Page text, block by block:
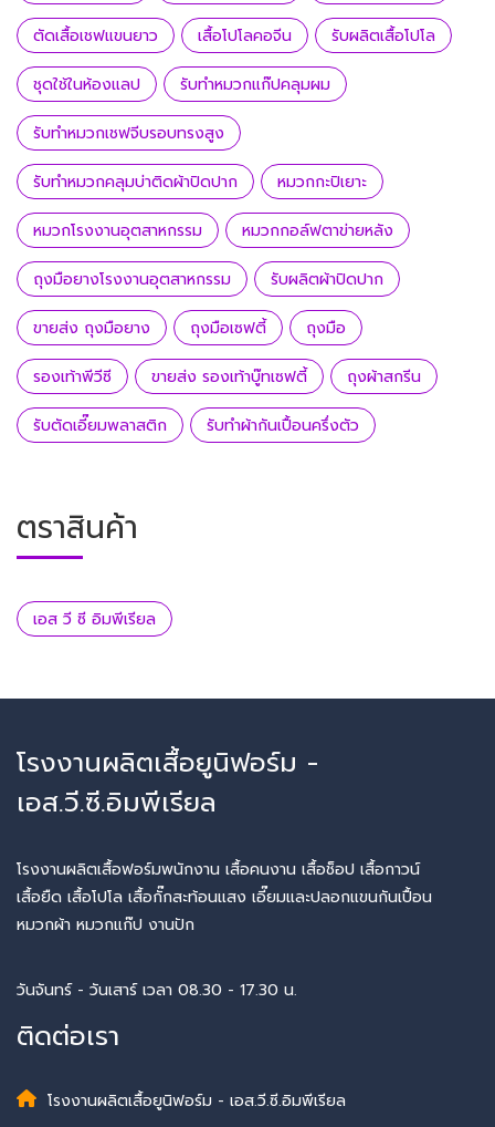
ตัดเสื้อเชฟแขนยาว เสื้อโปโลคอจีน รับผลิตเสื้อโปโล
ชุดใช้ในห้องแลป รับทำหมวกแก๊ปคลุมผม
รับทำหมวกเชฟจีบรอบทรงสูง
รับทำหมวกคลุมบ่าติดผ้าปิดปาก หมวกกะปิเยาะ
หมวกโรงงานอุตสาหกรรม หมวกกอล์ฟตาข่ายหลัง
ถุงมือยางโรงงานอุตสาหกรรม รับผลิตผ้าปิดปาก
ขายส่ง ถุงมือยาง ถุงมือเซฟตี้ ถุงมือ
รองเท้าพีวีซี ขายส่ง รองเท้าบู๊ทเซฟตี้ ถุงผ้าสกรีน
รับตัดเอี๊ยมพลาสติก รับทำผ้ากันเปื้อนครึ่งตัว
ตราสินค้า
เอส วี ซี อิมพีเรียล
โรงงานผลิตเสื้อยูนิฟอร์ม -
เอส.วี.ซี.อิมพีเรียล
โรงงานผลิตเสื้อฟอร์มพนักงาน เสื้อคนงาน เสื้อช็อป เสื้อกาวน์
เสื้อยืด เสื้อโปโล เสื้อกั๊กสะท้อนแสง เอี๊ยมและปลอกแขนกันเปื้อน
หมวกผ้า หมวกแก๊ป งานปัก
วันจันทร์ - วันเสาร์ เวลา 08.30 - 17.30 น.
ติดต่อเรา
โรงงานผลิตเสื้อยูนิฟอร์ม - เอส.วี.ซี.อิมพีเรียล